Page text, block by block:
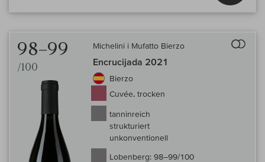
98–99
/100
Michelini i Mufatto Bierzo
Encrucijada 2021
Bierzo
Cuvée, trocken
tanninreich
strukturiert
unkonventionell
Lobenberg: 98–99/100